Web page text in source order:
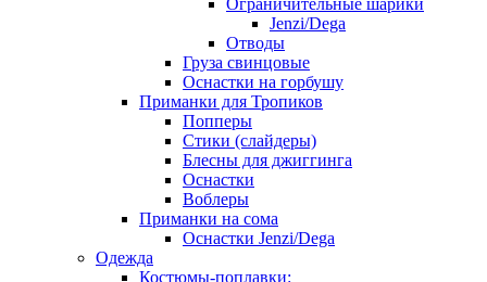
Ограничительные шарики
Jenzi/Dega
Отводы
Груза свинцовые
Оснастки на горбушу
Приманки для Тропиков
Попперы
Стики (слайдеры)
Блесны для джиггинга
Оснастки
Воблеры
Приманки на сома
Оснастки Jenzi/Dega
Одежда
Костюмы-поплавки: